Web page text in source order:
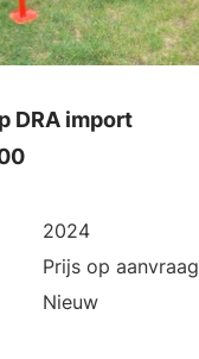
DRA import
2024
Prijs op aanvraag
Nieuw